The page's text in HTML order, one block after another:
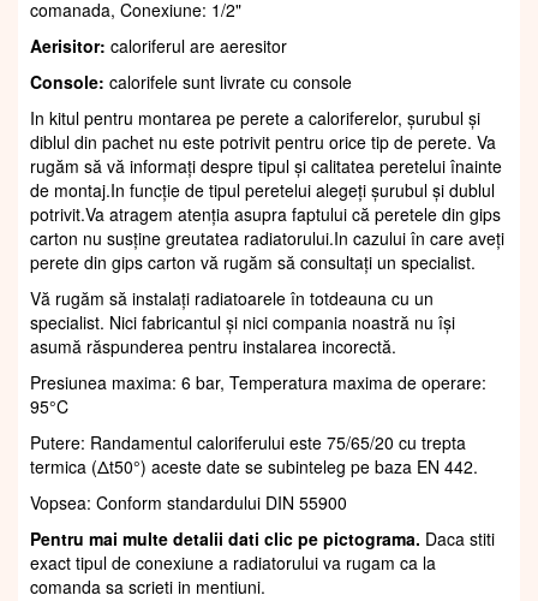
comanada, Conexiune: 1/2"
Aerisitor: caloriferul are aeresitor
Console: calorifele sunt livrate cu console
In kitul pentru montarea pe perete a caloriferelor, șurubul și
diblul din pachet nu este potrivit pentru orice tip de perete. Va
rugăm să vă informați despre tipul și calitatea peretelui înainte
de montaj.In funcție de tipul peretelui alegeți șurubul și dublul
potrivit.Va atragem atenția asupra faptului că peretele din gips
carton nu susține greutatea radiatorului.In cazului în care aveți
perete din gips carton vă rugăm să consultați un specialist.
Vă rugăm să instalați radiatoarele în totdeauna cu un
specialist. Nici fabricantul și nici compania noastră nu își
asumă răspunderea pentru instalarea incorectă.
Presiunea maxima: 6 bar, Temperatura maxima de operare:
95°C
Putere: Randamentul caloriferului este 75/65/20 cu trepta
termica (Δt50°) aceste date se subinteleg pe baza EN 442.
Vopsea: Conform standardului DIN 55900
Pentru mai multe detalii dati clic pe pictograma. Daca stiti
exact tipul de conexiune a radiatorului va rugam ca la
comanda sa scrieti in mentiuni.